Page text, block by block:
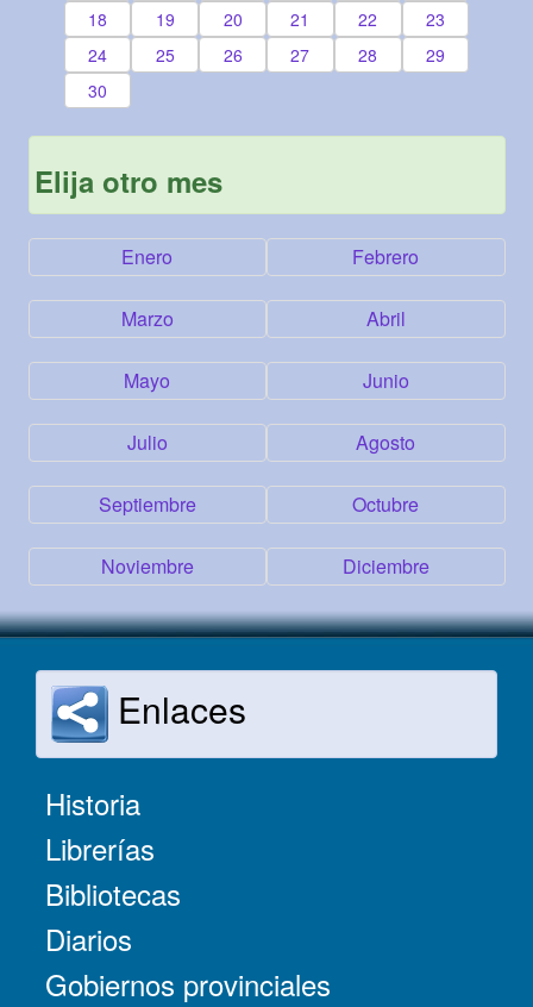
18
19 20 21 22
23
24
25 26 27 28
29
30
Elija otro mes
Enero Febrero
Marzo Abril
Mayo Junio
Julio Agosto
Septiembre Octubre
Noviembre Diciembre
Enlaces
Historia
Librerías
Bibliotecas
Diarios
Gobiernos provinciales